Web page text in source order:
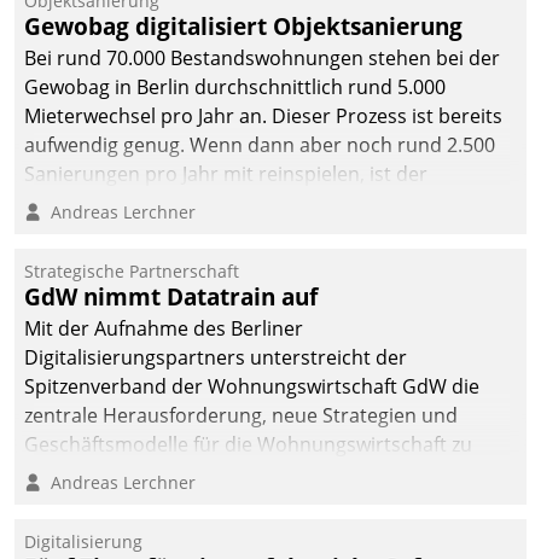
Gewobag digitalisiert Objektsanierung
Bei rund 70.000 Bestandswohnungen stehen bei der
Gewobag in Berlin durchschnittlich rund 5.000
Mieterwechsel pro Jahr an. Dieser Prozess ist bereits
aufwendig genug. Wenn dann aber noch rund 2.500
Sanierungen pro Jahr mit reinspielen, ist der
Betreuungs- und Organisationsaufwand immens. Im
kommunale Wohnungsbauunternehmen daher
gemeinsam mit der Berliner Datatrain GmbH den
Teilprozess der Objektsanierung digitalisiert.
Andreas Lerchner
Strategische Partnerschaft
GdW nimmt Datatrain auf
Mit der Aufnahme des Berliner
Digitalisierungspartners unterstreicht der
Spitzenverband der Wohnungswirtschaft GdW die
zentrale Herausforderung, neue Strategien und
Geschäftsmodelle für die Wohnungswirtschaft zu
entwickeln.
Andreas Lerchner
Digitalisierung